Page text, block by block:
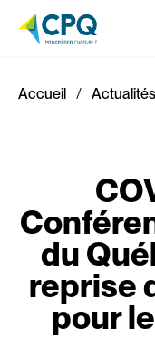
Accueil Actualités
du
reprise
pour